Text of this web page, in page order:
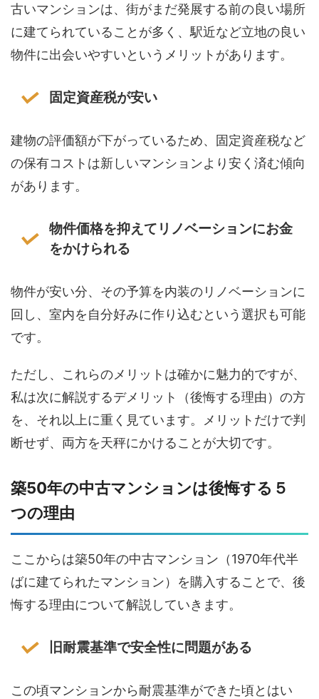
古いマンションは、街がまだ発展する前の良い場所
に建てられていることが多く、駅近など立地の良い
物件に出会いやすいというメリットがあります。
固定資産税が安い
建物の評価額が下がっているため、固定資産税など
の保有コストは新しいマンションより安く済む傾向
があります。
物件価格を抑えてリノベーションにお金
をかけられる
物件が安い分、その予算を内装のリノベーションに
回し、室内を自分好みに作り込むという選択も可能
です。
ただし、これらのメリットは確かに魅力的ですが、
私は次に解説するデメリット（後悔する理由）の方
を、それ以上に重く見ています。メリットだけで判
断せず、両方を天秤にかけることが大切です。
築50年の中古マンションは後悔する５
つの理由
ここからは築50年の中古マンション（1970年代半
ばに建てられたマンション）を購入することで、後
悔する理由について解説していきます。
旧耐震基準で安全性に問題がある
この頃マンションから耐震基準ができた頃とはい